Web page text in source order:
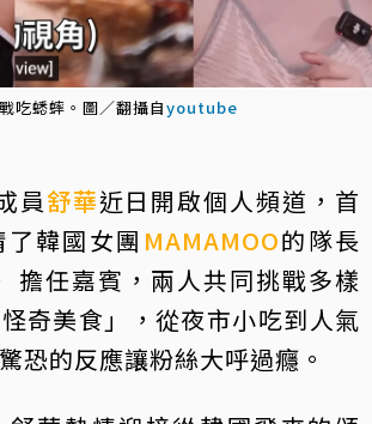
吃蟋蟀。圖／翻攝自youtube
員舒華近日開啟個人頻道，首
韓國女團 MAMAMOO的隊長
擔任嘉賓，兩人共同挑戰多樣
奇美食」，從夜市小吃到人氣
恐的反應讓粉絲大呼過癮。